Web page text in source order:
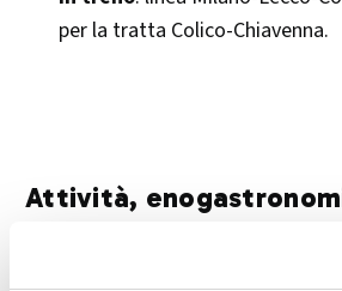
per la tratta Colico-Chiavenna.
Attività,
esperienze da non